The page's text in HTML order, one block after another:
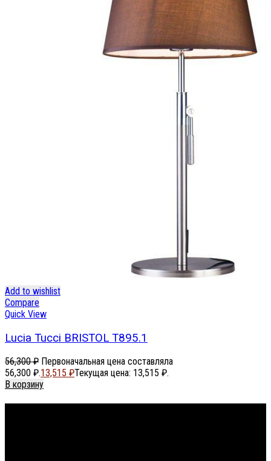
Add to wishlist
Compare
Quick View
Lucia Tucci BRISTOL T895.1
56,300₽ Первоначальная цена составляла
56,300 ₽.13,515 ₽Текущая цена: 13,515 ₽.
В корзину